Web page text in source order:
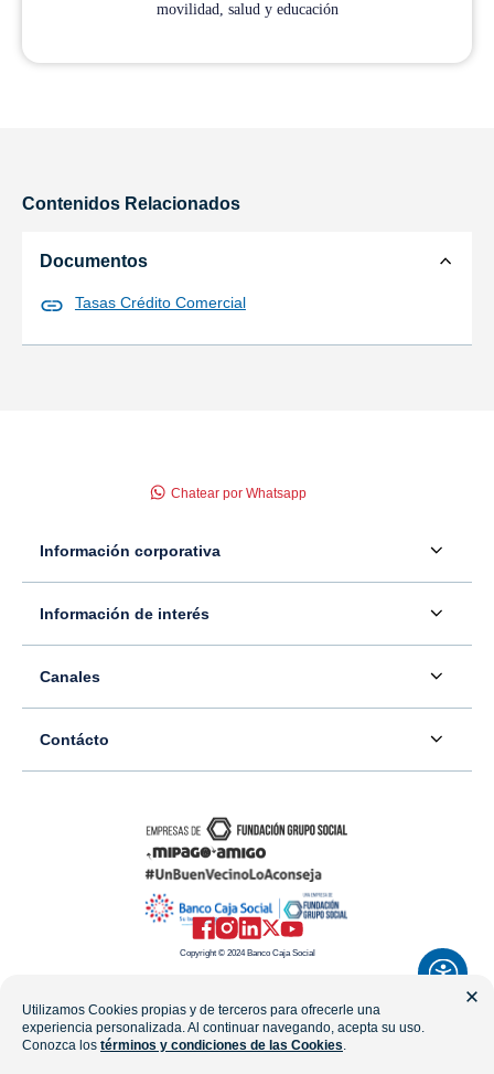
movilidad, salud y educación
Contenidos Relacionados
Documentos
Tasas Crédito Comercial
Información corporativa
Información para inversionistas
Sala de prensa
Información adicional
Trabaje con nosotros
Transparencia y acceso a la información pública
Política de Datos Personales
Información de interés
Servicio - Atención al Consumidor financiero
Tutoriales canales digitales
Términos y condiciones de uso de internet
Canales
Ubíquenos
Directorios alternos
Contácto
Chatear por Whatsapp
Bogotá - Colombia
Resto del país: 01-8000-910038
Línea Transparencia: 01-8000-112288
notificacionesjudiciales@fundaciongruposocial.co
Copyright © 2024 Banco Caja Social
WhatsApp
Utilizamos Cookies propias y de terceros para ofrecerle una
experiencia personalizada. Al continuar navegando, acepta su uso.
Conozca los términos y condiciones de las Cookies.